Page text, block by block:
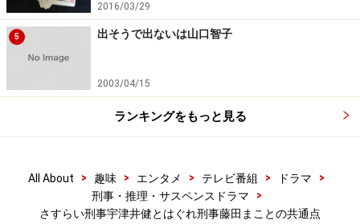
2016/03/29
5 出そうで出ないは山口智子
2003/04/15
ランキングをもっと見る
All About > 趣味 > エンタメ > テレビ番組 > ドラマ
>
刑事・推理・サスペンスドラマ
>
さすらい刑事宇津井健とはぐれ刑事藤田まことの共通点